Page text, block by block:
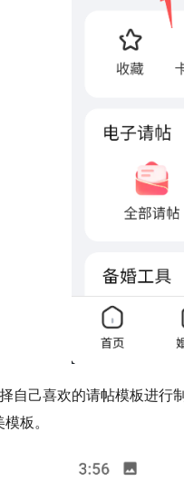
自己喜欢的请帖模板进行
板。